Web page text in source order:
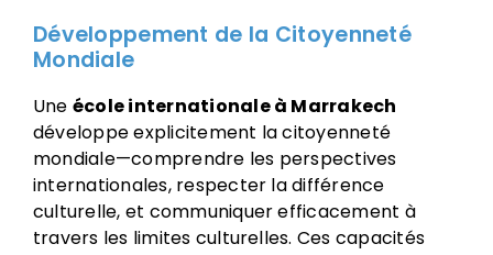
Développement de la Citoyenneté
Mondiale
Une école internationale à Marrakech
développe explicitement la citoyenneté
mondiale—comprendre les perspectives
internationales, respecter la différence
culturelle, et communiquer efficacement à
travers les limites culturelles. Ces capacités